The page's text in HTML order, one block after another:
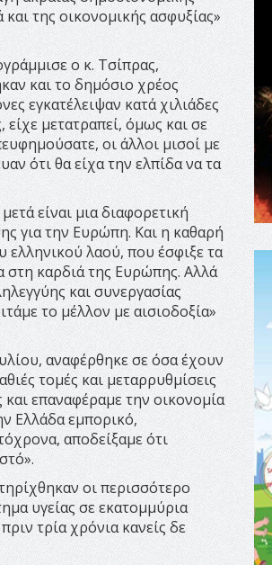
της οικονομικής ασφυξίας»
ο κ. Τσίπρας,
και το δημόσιο χρέος
εγκατέλειψαν κατά χιλιάδες
μετατραπεί, όμως και σε
οι άλλοι μισοί με
ότι θα είχα την ελπίδα να τα
είναι μια διαφορετική
για την Ευρώπη. Και η καθαρή
ελληνικού λαού, που έσφιξε τα
στη καρδιά της Ευρώπης. Αλλά
και συνεργασίας
το μέλλον με αισιοδοξία»
αναφέρθηκε σε όσα έχουν
τομές και μεταρρυθμίσεις
επαναφέραμε την οικονομία
Ελλάδα εμπορικό,
αποδείξαμε ότι
οι περισσότερο
υγείας σε εκατομμύρια
τρία χρόνια κανείς δε